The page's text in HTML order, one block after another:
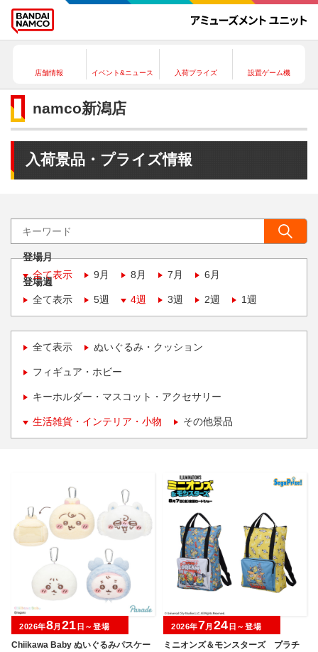
店舗情報 イベント&ニュース 入荷プライズ 設置ゲーム機
namco新潟店
入荷景品・プライズ情報
登場月
全て表示
9月 8月 7月 6月
登場週
全て表示
5週 4週 3週 2週 1週
全て表示 ぬいぐるみ・クッション
フィギュア・ホビー
キーホルダー・マスコット・アクセサリー
生活雑貨・インテリア・小物 その他景品
Chiikawa Baby ぬいぐるみパスケー
2026年8月 21 日～登場
ミニオンズ＆モンスターズ プラチ
2026年7月 24 日～登場